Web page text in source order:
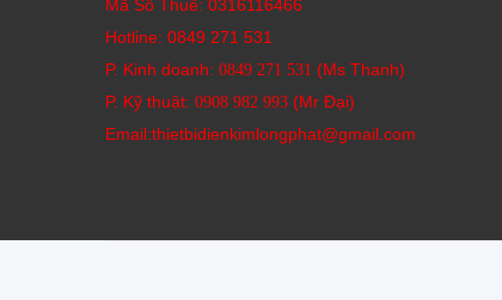
Mã Số Thuế: 0316116466
Hotline: 0849 271 531
P. Kinh doanh: 0849 271 531 (Ms Thanh)
P. Kỹ thuật: 0908 982 993​ (Mr Đại)
Email:thietbidienkimlongphat@gmail.com